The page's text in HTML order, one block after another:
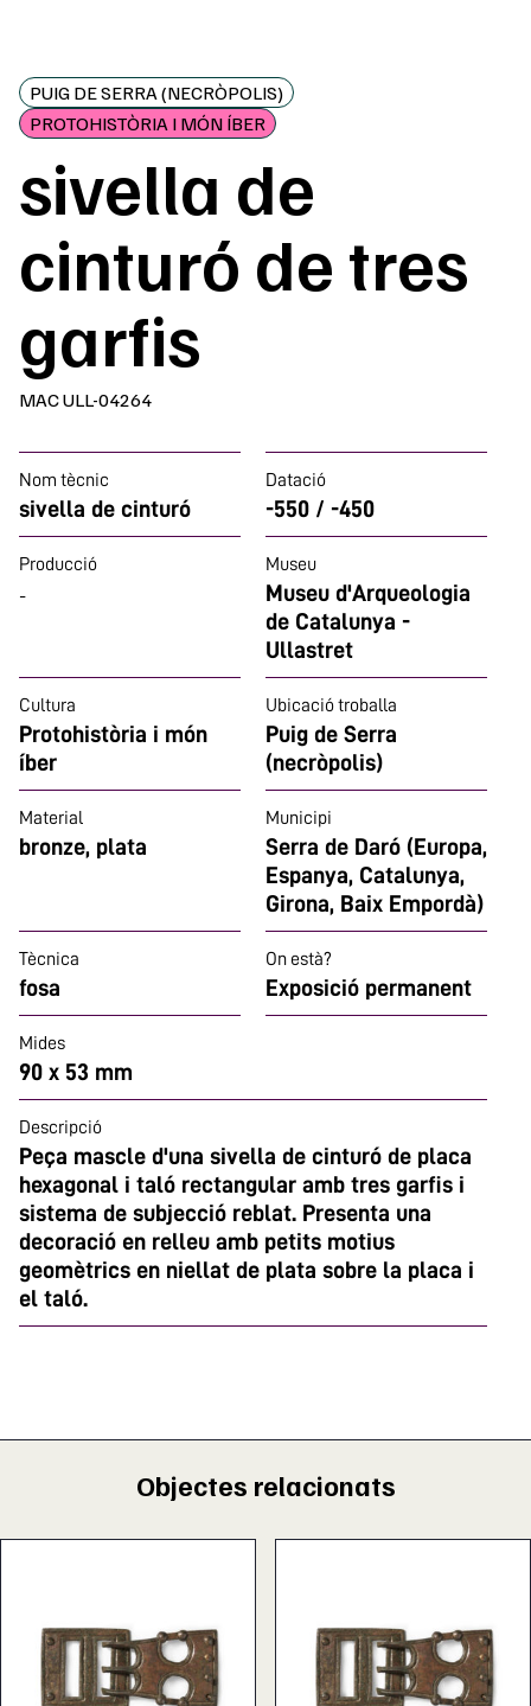
PUIG DE SERRA (NECRÒPOLIS)
PROTOHISTÒRIA I MÓN ÍBER
sivella de
cinturó de tres
garfis
MAC ULL-04264
Nom tècnic
sivella de cinturó
Datació
-550 / -450
Producció
-
Museu
Museu d'Arqueologia
de Catalunya -
Ullastret
Cultura
Protohistòria i món
íber
Ubicació troballa
Puig de Serra
(necròpolis)
Material
bronze, plata
Municipi
Serra de Daró (Europa,
Espanya, Catalunya,
Girona, Baix Empordà)
Tècnica
fosa
On està?
Exposició permanent
Mides
90 x 53 mm
Descripció
Peça mascle d'una sivella de cinturó de placa
hexagonal i taló rectangular amb tres garfis i
sistema de subjecció reblat. Presenta una
decoració en relleu amb petits motius
geomètrics en niellat de plata sobre la placa i
el taló.
Objectes relacionats